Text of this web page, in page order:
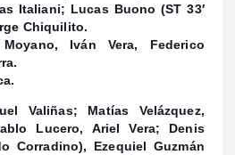
Italiani; Lucas Buono (ST 33′
Chiquilito.
Iván Vera, Federico
Valiñas; Matías Velázquez,
Lucero, Ariel Vera; Denis
Corradino), Ezequiel Guzmán